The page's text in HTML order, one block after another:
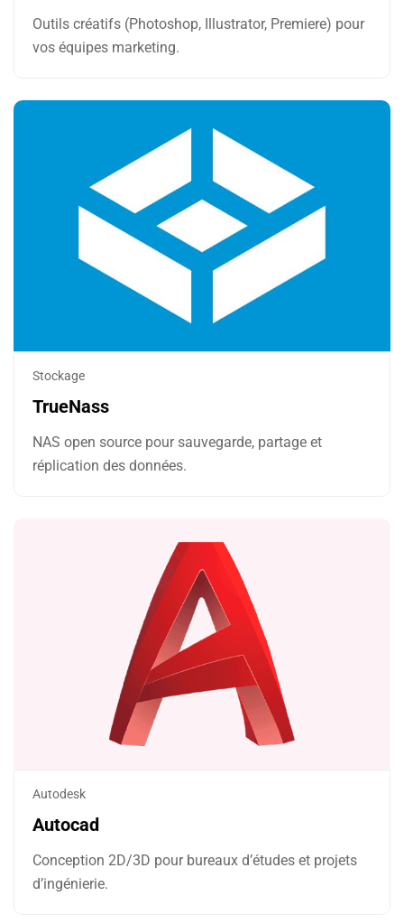
Outils créatifs (Photoshop, Illustrator, Premiere) pour
vos équipes marketing.
Stockage
TrueNass
NAS open source pour sauvegarde, partage et
réplication des données.
Autodesk
Autocad
Conception 2D/3D pour bureaux d’études et projets
d’ingénierie.